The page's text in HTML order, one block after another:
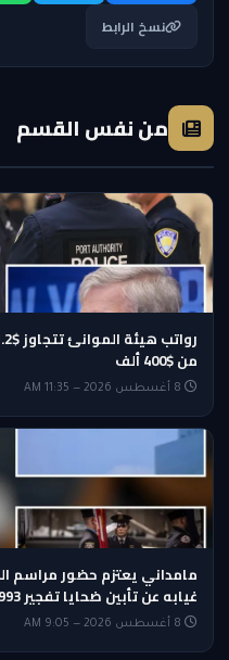
نسخ الرابط
من نفس القسم
من $400 ألف
غيابه عن تأبين ضحايا تفجير 1993